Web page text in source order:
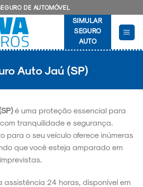
DE AUTOMÓVEL
SIMULAR
SEGURO
AUTO
Auto Jaú (SP)
é uma proteção essencial para
tranquilidade e segurança.
para o seu veículo oferece inúmeras
que você esteja amparado em
assistência 24 horas, disponível em